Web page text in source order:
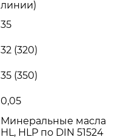
линии)
35
32 (320)
35 (350)
0,05
Минеральные масла
HL, HLP по DIN 51524